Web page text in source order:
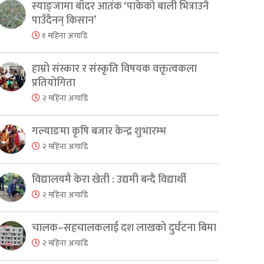
स्याङ्जामा बाँदर आतंक ‘पाकेको बाली भित्राउनै
पाउँदैनन् किसान’
१ महिना अगाडि
हाम्रो संस्कार र संस्कृति विषयक वक्तृत्वकला
प्रतियोगिता
२ महिना अगाडि
गल्याङमा कृषि बजार केन्द्र शुभारम्भ
२ महिना अगाडि
विद्यालयमै केरा खेती : उद्यमी बन्दै विद्यार्थी
२ महिना अगाडि
चालक–सहचालकलाई दश लाखको दुर्घटना बिमा
२ महिना अगाडि